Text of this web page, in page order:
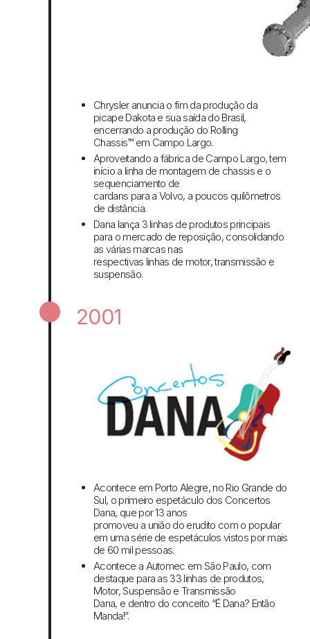
Chrysler anuncia o fim da produção da
picape Dakota e sua saída do Brasil,
encerrando a produção do Rolling
Chassis™ em Campo Largo.
Aproveitando a fábrica de Campo Largo, tem
início a linha de montagem de chassis e o
sequenciamento de
cardans para a Volvo, a poucos quilômetros
de distância.
Dana lança 3 linhas de produtos principais
para o mercado de reposição, consolidando
as várias marcas nas
respectivas linhas de motor, transmissão e
suspensão.
2001
Acontece em Porto Alegre, no Rio Grande do
Sul, o primeiro espetáculo dos Concertos
Dana, que por 13 anos
promoveu a união do erudito com o popular
em uma série de espetáculos vistos por mais
de 60 mil pessoas.
Acontece a Automec em São Paulo, com
destaque para as 33 linhas de produtos,
Motor, Suspensão e Transmissão
Dana, e dentro do conceito “É Dana? Então
Manda!”.